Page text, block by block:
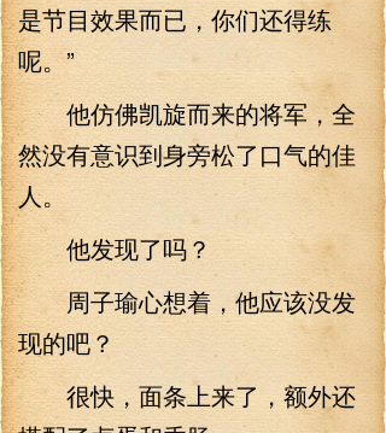
是节目效果而已，你们还得练
呢。”
他仿佛凯旋而来的将军，全
然没有意识到身旁松了口气的佳
人。
他发现了吗？
周子瑜心想着，他应该没发
现的吧？
很快，面条上来了，额外还